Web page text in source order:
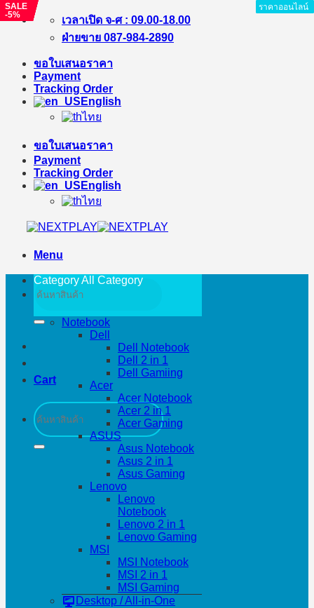
Skip
เวลาเปิด จ-ศ : 09.00-18.00
ฝ่ายขาย 087-984-2890
ขอใบเสนอราคา
Payment
Tracking Order
English
ไทย
ขอใบเสนอราคา
Payment
Tracking Order
English
ไทย
Menu
Search
for:
Cart
Search
for:
Category All Category
Notebook
Dell
Dell Notebook
Dell 2 in 1
Dell Gamiing
Acer
Acer Notebook
Acer 2 in 1
Acer Gaming
ASUS
Asus Notebook
Asus 2 in 1
Asus Gaming
Lenovo
Lenovo
Notebook
Lenovo 2 in 1
Lenovo Gaming
MSI
MSI Notebook
MSI 2 in 1
MSI Gaming
Desktop / All-in-One
ราคาออนไลน์
SALE
-15%
ราคาออนไลน์
SALE
-5%
ราคาออนไลน์
ราคาออนไลน์
ราคาออนไลน์
SALE
-%
ราคาออนไลน์
SALE
-8%
ราคาออนไลน์
SALE
-5%
ราคาออนไลน์